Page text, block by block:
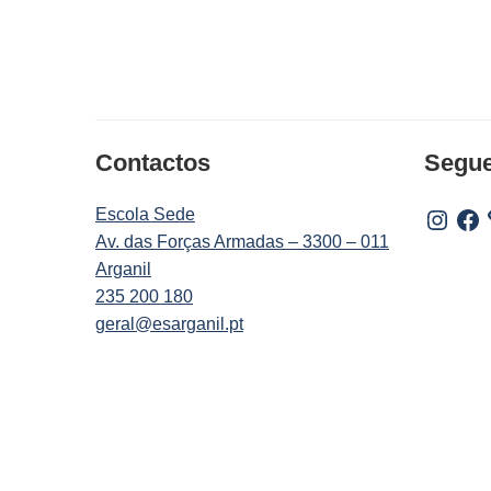
Contactos
Escola Sede
Av. das Forças Armadas – 3300 – 011
Arganil
235 200 180
geral@esarganil.pt